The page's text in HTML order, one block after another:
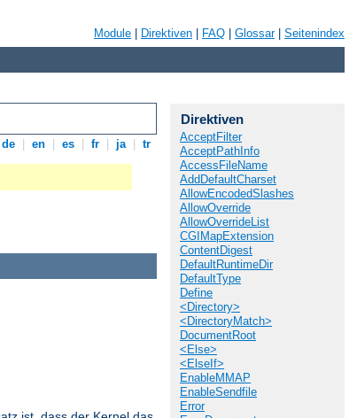
Module Direktiven FAQ Glossar| Seitenindex
de en es fr ja tr
Direktiven
AcceptFilter
AcceptPathInfo
AccessFileName
AddDefaultCharset
AllowEncodedSlashes
AllowOverride
AllowOverrideList
CGIMapExtension
ContentDigest
DefaultRuntimeDir
DefaultType
Define
<Directory>
<DirectoryMatch>
DocumentRoot
<Else>
<ElseIf>
EnableMMAP
EnableSendfile
Error